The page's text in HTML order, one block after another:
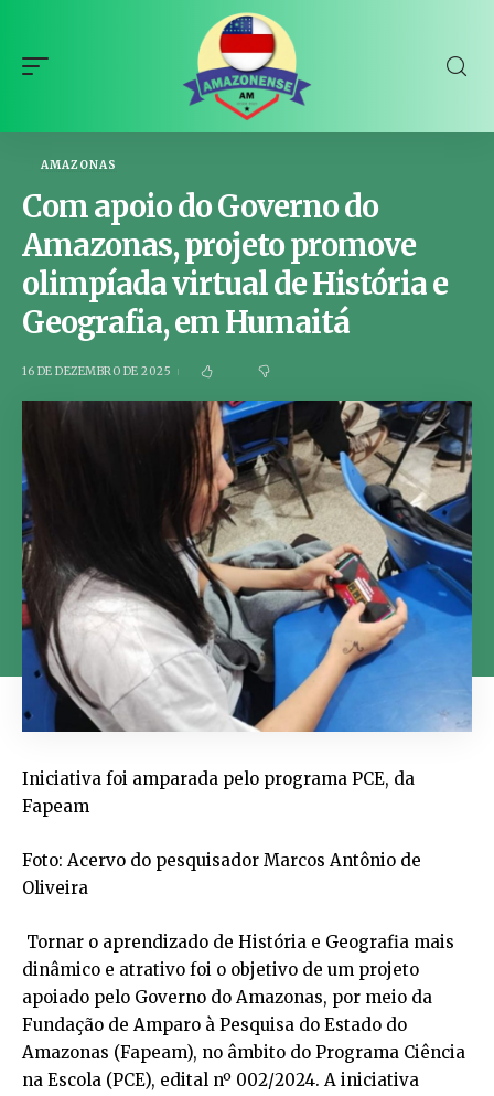
AMAZONAS
Com apoio do Governo do
Amazonas, projeto promove
olimpíada virtual de História e
Geografia, em Humaitá
16 DE DEZEMBRO DE 2025
Iniciativa foi amparada pelo programa PCE, da
Fapeam
Foto: Acervo do pesquisador Marcos Antônio de
Oliveira
Tornar o aprendizado de História e Geografia mais
dinâmico e atrativo foi o objetivo de um projeto
apoiado pelo Governo do Amazonas, por meio da
Fundação de Amparo à Pesquisa do Estado do
Amazonas (Fapeam), no âmbito do Programa Ciência
na Escola (PCE), edital nº 002/2024. A iniciativa